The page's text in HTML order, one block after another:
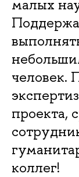
малых
человек.
проекта,
коллег!